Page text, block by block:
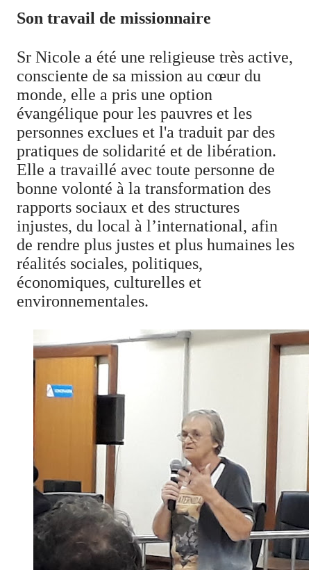
Son travail de missionnaire
Sr Nicole a été une religieuse très active,
consciente de sa mission au cœur du
monde, elle a pris une option
évangélique pour les pauvres et les
personnes exclues et l'a traduit par des
pratiques de solidarité et de libération.
Elle a travaillé avec toute personne de
bonne volonté à la transformation des
rapports sociaux et des structures
injustes, du local à l’international, afin
de rendre plus justes et plus humaines les
réalités sociales, politiques,
économiques, culturelles et
environnementales.